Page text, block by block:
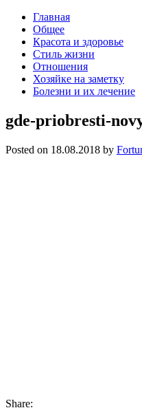
Главная
Общее
Красота и здоровье
Стиль жизни
Отношения
Хозяйке на заметку
Болезни и их лечение
gde-priobresti-
Posted on 18.08.2018 by
Share: